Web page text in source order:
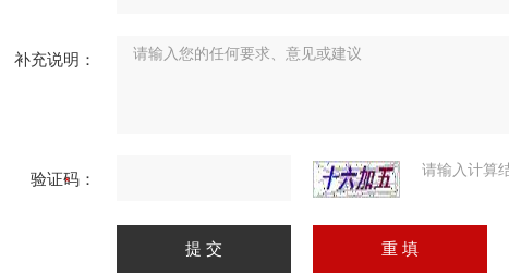
补充说明：
验证码： 请输入计算